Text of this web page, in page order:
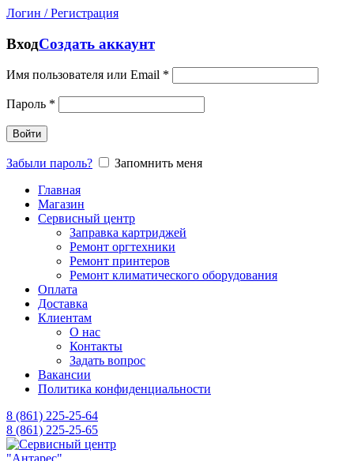
Логин / Регистрация
ВходСоздать аккаунт
Имя пользователя или Email *
Пароль *
Войти
Забыли пароль?
Запомнить меня
Главная
Магазин
Сервисный центр
Заправка картриджей
Ремонт оргтехники
Ремонт принтеров
Ремонт климатического оборудования
Оплата
Доставка
Клиентам
О нас
Контакты
Задать вопрос
Вакансии
Политика конфиденциальности
8 (861) 225-25-64
8 (861) 225-25-65